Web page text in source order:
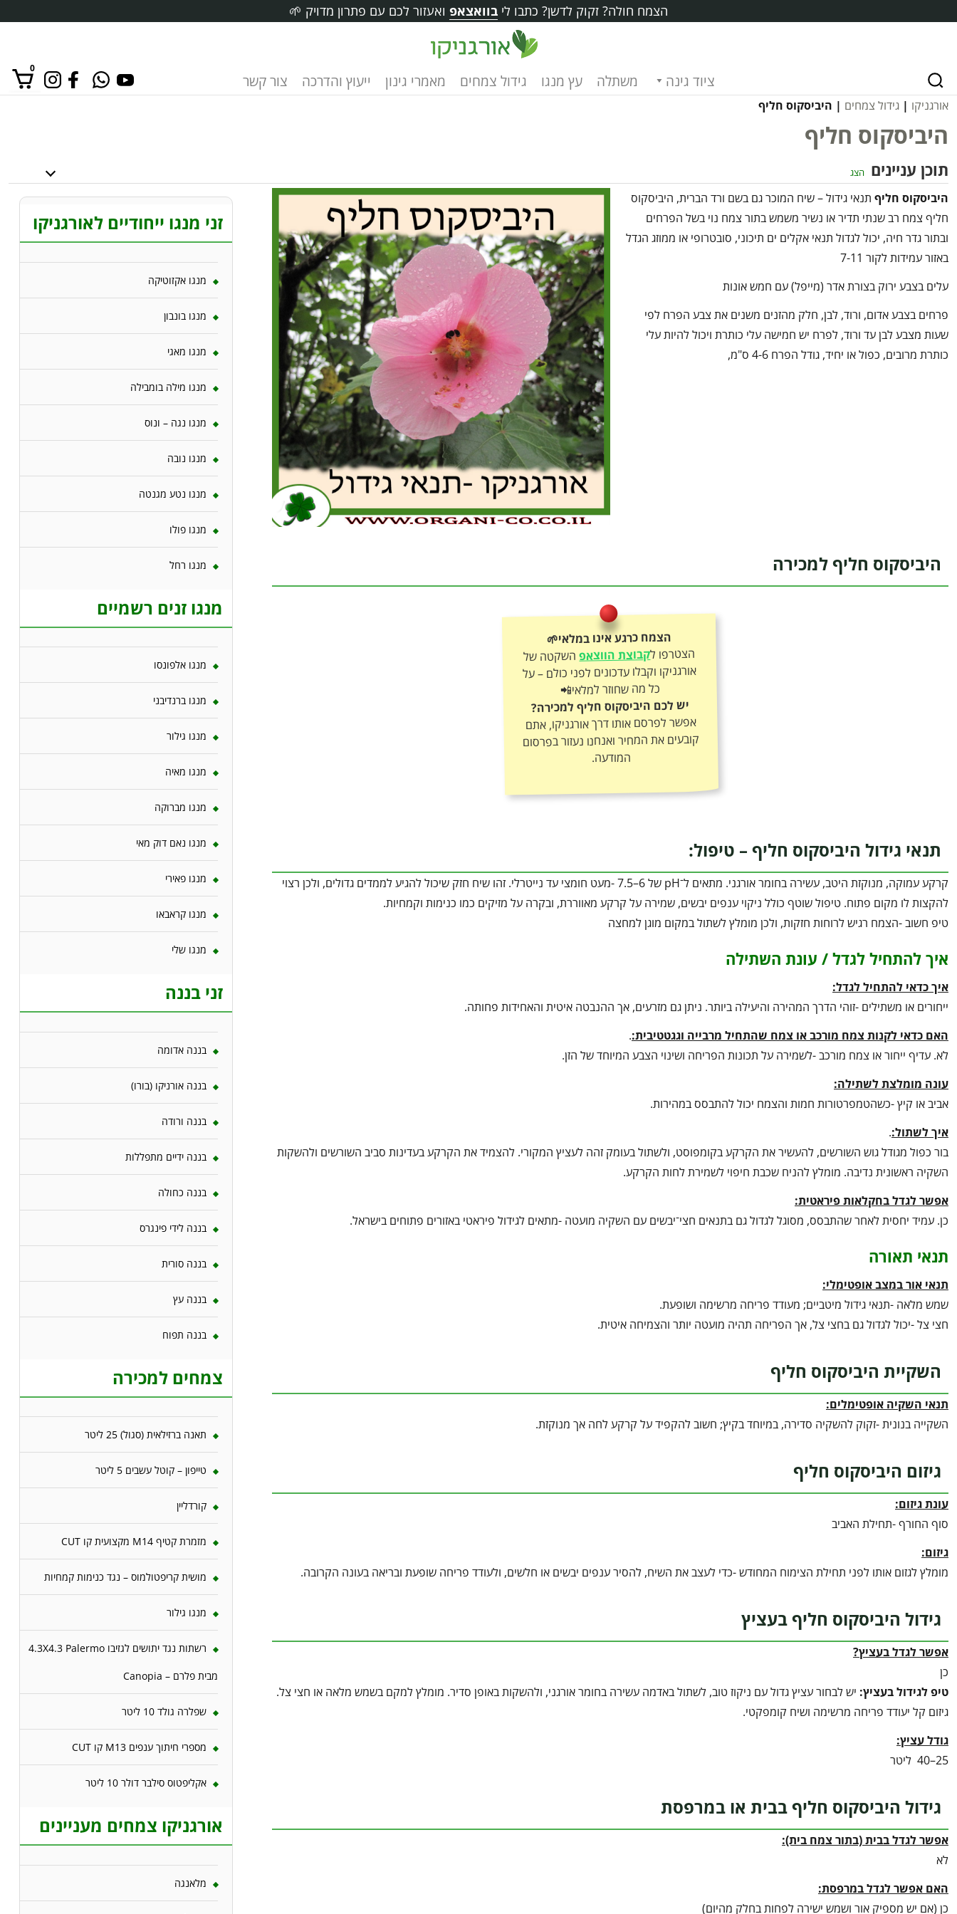
הצמח חולה? זקוק לדשן? כתבו לי בוואצאפ ואעזור לכם עם פתרון מדויק 🌱
ציוד גינה משתלה עץ מנגו גידול צמחים מאמרי גינון ייעוץ והדרכה צור קשר
0
אורגניקו | גידול צמחים | היביסקוס חליף
היביסקוס חליף
תוכן עניינים הצג
היביסקוס חליף תנאי גידול – שיח המוכר גם בשם ורד הברית, היביסקוס
חליף צמח רב שנתי תדיר או נשיר משמש בתור צמח נוי בשל הפרחים
ובתור גדר חיה, יכול לגדול תנאי אקלים ים תיכוני, סובטרופי או ממוזג הגדל
באזור עמידות לקור 7-11
עלים בצבע ירוק בצורת אדר (מייפל) עם חמש אונות
פרחים בצבע אדום, ורוד, לבן, חלק מהזנים משנים את צבע הפרח לפי
שעות מצבע לבן עד ורוד, לפרח יש חמישה עלי כותרת ויכול להיות עלי
כותרת מרובים, כפול או יחיד, גודל הפרח 4-6 ס"מ,
היביסקוס חליף למכירה
הצמח כרגע אינו במלאי🌱
הצטרפו לקבוצת הווצאפהשקטה של
אורגניקו וקבלו עדכונים לפני כולם – על
כל מה שחוזר למלאי📲
יש לכם היביסקוס חליף למכירה?
אפשר לפרסם אותו דרך אורגניקו, אתם
קובעים את המחיר ואנחנו נעזור בפרסום
המודעה.
תנאי גידול היביסקוס חליף – טיפול:
קרקע עמוקה, מנוקזת היטב, עשירה בחומר אורגני. מתאים ל־pH של 6–7.5 -מעט חומצי עד נייטרלי. זהו שיח חזק שיכול להגיע לממדים גדולים, ולכן רצוי
להקצות לו מקום פתוח. טיפול שוטף כולל ניקוי ענפים יבשים, שמירה על קרקע מאווררת, ובקרה על מזיקים כמו כנימות וקמחיות.
טיפ חשוב -הצמח רגיש לרוחות חזקות, ולכן מומלץ לשתול במקום מוגן למחצה
איך להתחיל לגדל / עונת השתילה
איך כדאי להתחיל לגדל:
ייחורים או משתילים -זוהי הדרך המהירה והיעילה ביותר. ניתן גם מזרעים, אך ההנבטה איטית והאחידות פחותה.
האם כדאי לקנות צמח מורכב או צמח שהתחיל מרבייה וגגטטיבית:.
לא. עדיף ייחור או צמח מורכב -לשמירה על תכונות הפריחה ושינוי הצבע המיוחד של הזן.
עונה מומלצת לשתילה:
אביב או קיץ -כשהטמפרטורות חמות והצמח יכול להתבסס במהירות.
איך לשתול:.
בור כפול מגודל גוש השורשים, להעשיר את הקרקע בקומפוסט, ולשתול בעומק זהה לעציץ המקורי. להצמיד את הקרקע בעדינות סביב השורשים ולהשקות
השקיה ראשונית נדיבה. מומלץ להניח שכבת חיפוי לשמירת לחות הקרקע.
אפשר לגדל בחקלאות פיראטית:
כן. עמיד יחסית לאחר שהתבסס, מסוגל לגדול גם בתנאים חצי־יבשים עם השקיה מועטה -מתאים לגידול פיראטי באזורים פתוחים בישראל.
תנאי תאורה
תנאי אור במצב אופטימלי:
שמש מלאה -תנאי גידול מיטביים; מעודד פריחה מרשימה ושופעת.
חצי צל -יכול לגדול גם בחצי צל, אך הפריחה תהיה מועטה יותר והצמיחה איטית.
השקיית היביסקוס חליף
תנאי השקיה אופטימלים:
השקייה בנונית -זקוק להשקיה סדירה, במיוחד בקיץ; חשוב להקפיד על קרקע לחה אך מנוקזת.
גיזום היביסקוס חליף
עונת גיזום:
סוף החורף -תחילת האביב
גיזום:
מומלץ לגזום אותו לפני תחילת הצימוח המחודש -כדי לעצב את השיח, להסיר ענפים יבשים או חלשים, ולעודד פריחה שופעת ובריאה בעונה הקרובה.
גידול היביסקוס חליף בעציץ
אפשר לגדל בעציץ?
כן
טיפ לגידול בעציץ: יש לבחור עציץ גדול עם ניקוז טוב, לשתול באדמה עשירה בחומר אורגני, ולהשקות באופן סדיר. מומלץ למקם בשמש מלאה או חצי צל.
גיזום קל יעודד פריחה מרשימה ושיח קומפקטי.
גודל עציץ:
25–40 ליטר
גידול היביסקוס חליף בבית או במרפסת
אפשר לגדל בבית (בתור צמח בית):
לא
האם אפשר לגדל במרפסת:
כן (אם יש מספיק אור ושמש ישירה לפחות בחלק מהיום)
זני מנגו ייחודיים לאורגניקו
מנגו אקזוטיקה
מנגו בונבון
מנגו מאגי
מנגו מילה בומבילה
מנגו נגה – ונוס
מנגו נובה
מנגו נטע מגנטה
מנגו פולו
מנגו רחל
מנגו זנים רשמיים
מנגו אלפונסו
מנגו ברנדיבני
מנגו גילור
מנגו מאיה
מנגו מברוקה
מנגו נאם דוק מאי
מנגו פאירי
מנגו קראבאו
מנגו שלי
זני בננה
בננה אדומה
בננה אורניקו (בורו)
בננה ורודה
בננה ידיים מתפללות
בננה כחולה
בננה לידי פינגרס
בננה סורית
בננה עץ
בננה תפוח
צמחים למכירה
תאנה ברזילאית (סגול) 25 ליטר
טייפון – קוטל עשבים 5 ליטר
קורדליין
מזמרת קטיף M14 מקצועית קו CUT
מושית קריפטולמוס – נגד כנימות קמחיות
מנגו גילור
רשתות נגד יתושים לגזיבו 4.3X4.3 Palermo
מבית פלרם – Canopia
שפלרה גולד 10 ליטר
מספרי חיתוך ענפים M13 קו CUT
אקליפטוס סילבר דולר 10 ליטר
אורגניקו צמחים מעניינים
מלאנגה